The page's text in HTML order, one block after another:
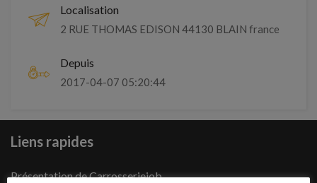
Localisation
2 RUE THOMAS EDISON 44130 BLAIN france
Depuis
2017-04-07 05:20:44
Liens rapides
Présentation de Carrosseriejob